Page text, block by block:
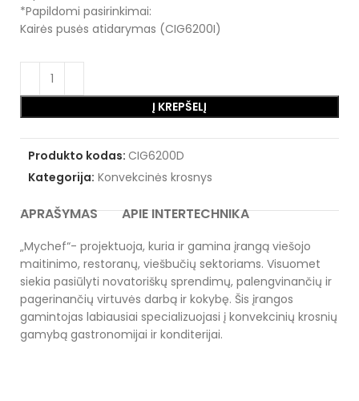
*Papildomi pasirinkimai:
Kairės pusės atidarymas (CIG6200I)
Į KREPŠELĮ
Produkto kodas: CIG6200D
Kategorija: Konvekcinės krosnys
APRAŠYMAS APIE INTERTECHNIKA
„Mychef“- projektuoja, kuria ir gamina įrangą viešojo
maitinimo, restoranų, viešbučių sektoriams. Visuomet
siekia pasiūlyti novatoriškų sprendimų, palengvinančių ir
pagerinančių virtuvės darbą ir kokybę. Šis įrangos
gamintojas labiausiai specializuojasi į konvekcinių krosnių
gamybą gastronomijai ir konditerijai.